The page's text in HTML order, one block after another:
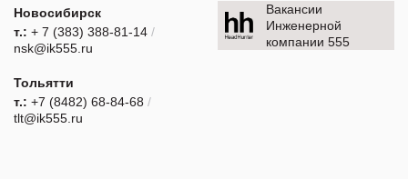
Новосибирск
т.: + 7 (383) 388-81-14 /
nsk@ik555.ru
Тольятти
т.: +7 (8482) 68-84-68 /
tlt@ik555.ru
Вакансии
Инженерной
компании 555